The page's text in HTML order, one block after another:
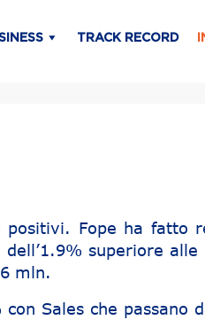
TRACK RECORD
Fope ha fatto
superiore
mln.
Sales che passano